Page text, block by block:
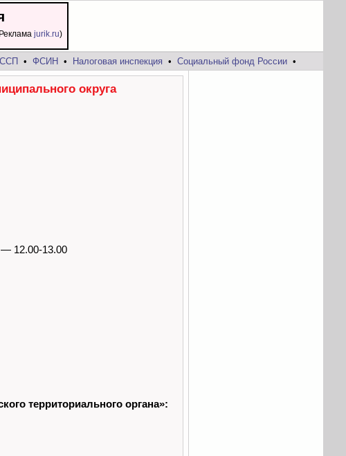
jurik.ru)
• ФСИН • Налоговая инспекция • Социальный фонд России •
округа
— 12.00-13.00
территориального органа»: